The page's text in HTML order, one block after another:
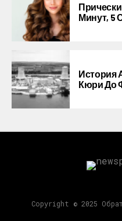
Минут, 5
История
Кюри До
Copyright © 2025